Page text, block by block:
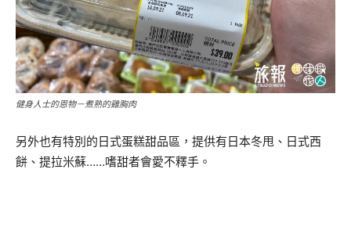
健身人士的恩物－煮熟的雞胸肉
另外也有特別的日式蛋糕甜品區，提供有日本冬甩、日式西
餅、提拉米蘇……嗜甜者會愛不釋手。